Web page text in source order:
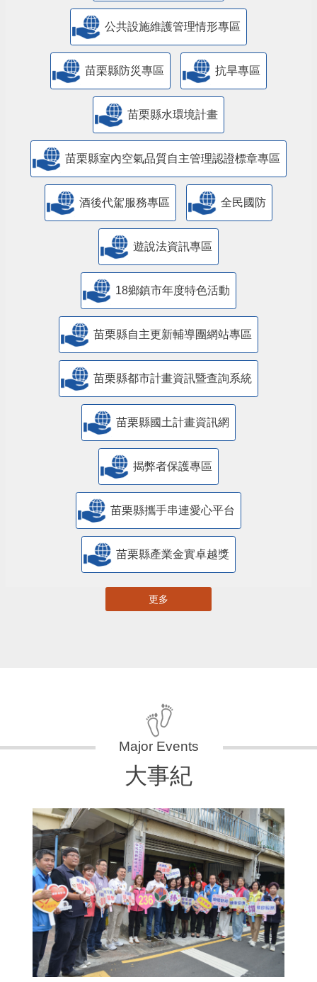
​公共設施維護管理情形專區
苗栗縣防災專區 抗旱專區
苗栗縣水環境計畫
苗栗縣室內空氣品質自主管理認證標章專區
酒後代駕服務專區 全民國防
遊說法資訊專區
18鄉鎮市年度特色活動
苗栗縣自主更新輔導團網站專區
苗栗縣都市計畫資訊暨查詢系統
苗栗縣國土計畫資訊網
揭弊者保護專區
苗栗縣攜手串連愛心平台
苗栗縣產業金實卓越獎
更多
大事紀